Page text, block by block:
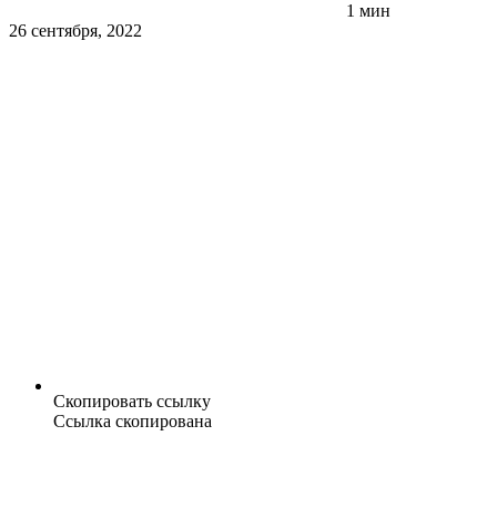
1 мин
26 сентября, 2022
Скопировать ссылку
Ссылка скопирована